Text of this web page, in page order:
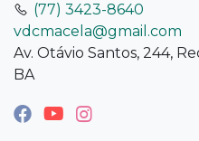
(77) 3423-8640
vdcmacela@gmail.com
Av. Otávio Santos, 244,
BA